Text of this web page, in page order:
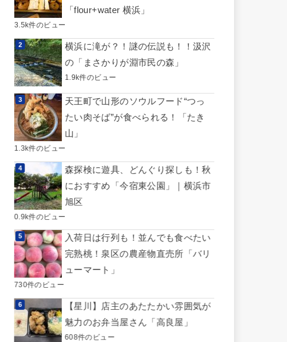
「flour+water 横浜」
3.5k件のビュー
横浜に滝が？！謎の伝説も！！汲沢
の「まさかりが淵市民の森」
1.9k件のビュー
天王町で山形のソウルフード“つっ
たい肉そば”が食べられる！「たき
山」
1.3k件のビュー
森探検に遊具、どんぐり探しも！秋
におすすめ「今宿東公園」｜横浜市
旭区
0.9k件のビュー
入荷日は行列も！並んでも食べたい
完熟桃！泉区の農産物直売所「バリ
ューマート」
730件のビュー
【星川】店主のあたたかい雰囲気が
魅力のお弁当屋さん「高良屋」
608件のビュー